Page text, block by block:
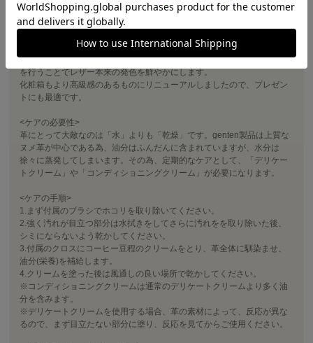
・取り扱い説明書
しました。また、クリーム、スプレーはもちろんブラシ、クロスにも
gentenロゴを載せました。レザーを乾燥や汚れから守り、100％の保湿
を行うことでレザー本来の発色を鮮やかにします。
化粧箱もより高級感のあるものにリニューアルしましたので、プレゼン
トにも最適です。
<ケアの必要性>
革にとって大敵なのは「水」よりも「乾燥」です。genten製品は上質な
ヌメ革が中心である為、油分はふんだんに含まれていますが、水分は
徐々に蒸発してしまいます。その為、定期的なケアとして、「デリケー
トクリーム」や「コンディショニングクリーム」が必要になります。
<ケアの手順>
1.まず付属のブラシでホコリを取り除いてください。
2.強く汚れが目立つ部分は水拭きをしてさらに汚れをを取り除いた後、
シミにならないよう乾かしてください。
3.付属のクロスにコーヒー豆程のクリームをとり、革全体に馴染ませ、
油分(栄養)を補給します。
4.クリームを塗った後は風通しの良い場所で乾かしてください。
※コンディショニングクリームは通常のデリケートクリームより多く油
分を含みます。
※デリケートクリームを使用する場合、革の素材によって、反応が異な
るので、まず目立たない部分に塗り、反応を見てからご使用ください。